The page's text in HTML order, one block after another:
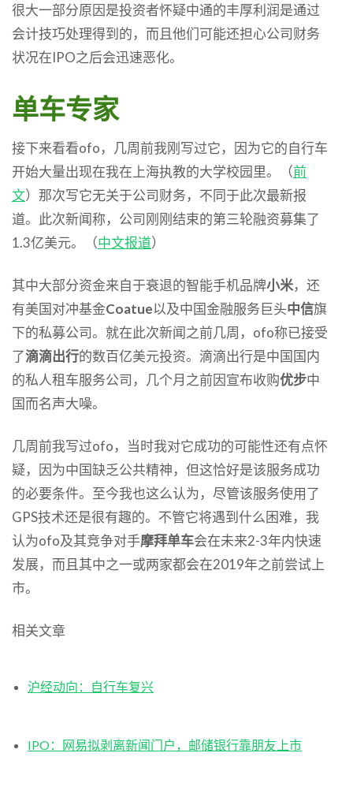
很大一部分原因是投资者怀疑中通的丰厚利润是通过
会计技巧处理得到的，而且他们可能还担心公司财务
状况在IPO之后会迅速恶化。
单车专家
接下来看看ofo，几周前我刚写过它，因为它的自行车
开始大量出现在我在上海执教的大学校园里。（前
文）那次写它无关于公司财务，不同于此次最新报
道。此次新闻称，公司刚刚结束的第三轮融资募集了
1.3亿美元。（中文报道）
其中大部分资金来自于衰退的智能手机品牌小米，还
有美国对冲基金Coatue以及中国金融服务巨头中信旗
下的私募公司。就在此次新闻之前几周，ofo称已接受
了滴滴出行的数百亿美元投资。滴滴出行是中国国内
的私人租车服务公司，几个月之前因宣布收购优步中
国而名声大噪。
几周前我写过ofo，当时我对它成功的可能性还有点怀
疑，因为中国缺乏公共精神，但这恰好是该服务成功
的必要条件。至今我也这么认为，尽管该服务使用了
GPS技术还是很有趣的。不管它将遇到什么困难，我
认为ofo及其竞争对手摩拜单车会在未来2-3年内快速
发展，而且其中之一或两家都会在2019年之前尝试上
市。
相关文章
沪经动向：自行车复兴
IPO：网易拟剥离新闻门户，邮储银行靠朋友上市